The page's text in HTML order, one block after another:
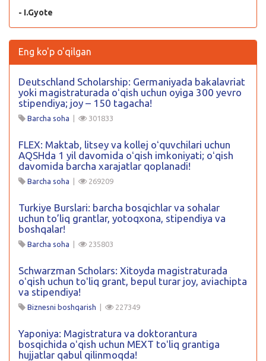
- I.Gyote
Eng ko'p o'qilgan
Deutschland Scholarship: Germaniyada bakalavriat
yoki magistraturada oʻqish uchun oyiga 300 yevro
stipendiya; joy – 150 tagacha!
Barcha soha | 301833
FLEX: Maktab, litsey va kollej oʻquvchilari uchun
AQSHda 1 yil davomida oʻqish imkoniyati; oʻqish
davomida barcha xarajatlar qoplanadi!
Barcha soha | 269209
Turkiye Burslari: barcha bosqichlar va sohalar
uchun to’liq grantlar, yotoqxona, stipendiya va
boshqalar!
Barcha soha | 235803
Schwarzman Scholars: Xitoyda magistraturada
oʻqish uchun toʻliq grant, bepul turar joy, aviachipta
va stipendiya!
Biznesni boshqarish | 227349
Yaponiya: Magistratura va doktorantura
bosqichida oʻqish uchun MEXT toʻliq grantiga
hujjatlar qabul qilinmoqda!